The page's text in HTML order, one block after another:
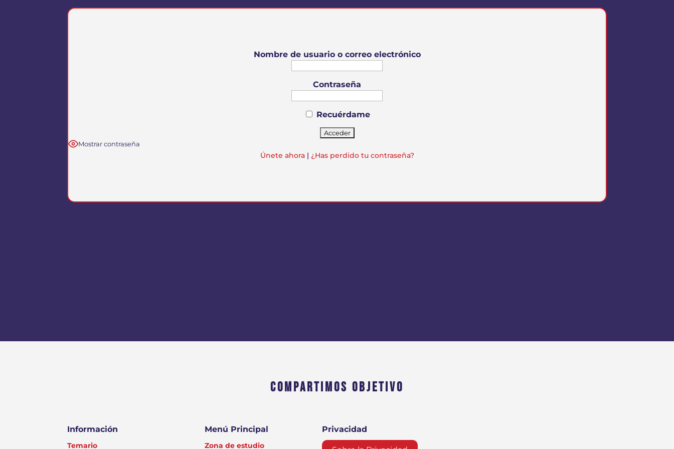
Nombre de usuario o correo electrónico
Contraseña
Recuérdame
Mostrar contraseña
Únete ahora| ¿Has perdido tu contraseña?
COMPARTIMOS OBJETIVO
Información
Temario
Menú Principal
Zona de estudio
Privacidad